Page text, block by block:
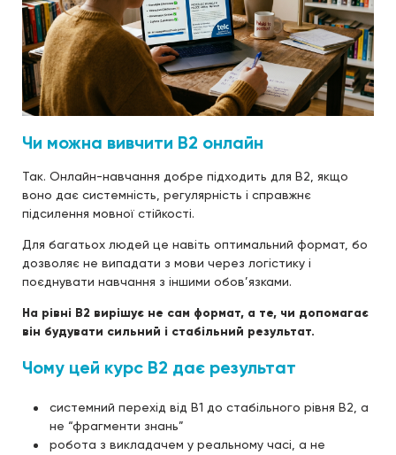
Чи можна вивчити B2 онлайн
Так. Онлайн-навчання добре підходить для B2, якщо
воно дає системність, регулярність і справжнє
підсилення мовної стійкості.
Для багатьох людей це навіть оптимальний формат, бо
дозволяє не випадати з мови через логістику і
поєднувати навчання з іншими обов’язками.
На рівні B2 вирішує не сам формат, а те, чи допомагає
він будувати сильний і стабільний результат.
Чому цей курс B2 дає результат
системний перехід від B1 до стабільного рівня B2, а
не “фрагменти знань”
робота з викладачем у реальному часі, а не